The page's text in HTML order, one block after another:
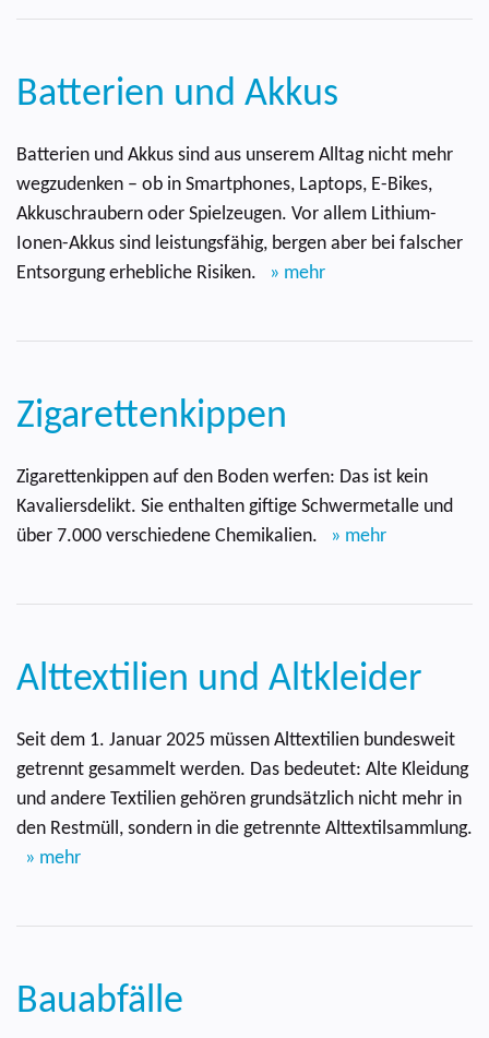
Batterien und Akkus
Batterien und Akkus sind aus unserem Alltag nicht mehr
wegzudenken – ob in Smartphones, Laptops, E-Bikes,
Akkuschraubern oder Spielzeugen. Vor allem Lithium-
Ionen-Akkus sind leistungsfähig, bergen aber bei falscher
Entsorgung erhebliche Risiken.
» mehr
Zigarettenkippen
Zigarettenkippen auf den Boden werfen: Das ist kein
Kavaliersdelikt. Sie enthalten giftige Schwermetalle und
über 7.000 verschiedene Chemikalien.
» mehr
Alttextilien und Altkleider
Seit dem 1. Januar 2025 müssen Alttextilien bundesweit
getrennt gesammelt werden. Das bedeutet: Alte Kleidung
und andere Textilien gehören grundsätzlich nicht mehr in
den Restmüll, sondern in die getrennte Alttextilsammlung.
» mehr
Bauabfälle